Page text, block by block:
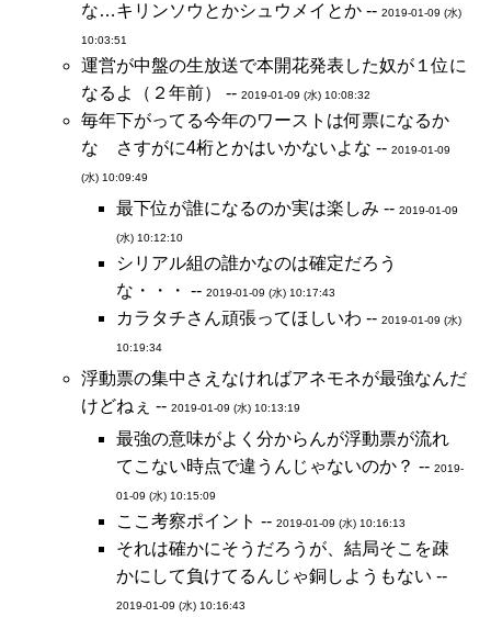
な…キリンソウとかシュウメイとか -- 2019-01-09 (水)
10:03:51
運営が中盤の生放送で本開花発表した奴が１位に
なるよ（２年前） -- 2019-01-09 (水) 10:08:32
毎年下がってる今年のワーストは何票になるか
な さすがに4桁とかはいかないよな -- 2019-01-09
(水) 10:09:49
最下位が誰になるのか実は楽しみ -- 2019-01-09
(水) 10:12:10
シリアル組の誰かなのは確定だろう
な・・・ -- 2019-01-09 (水) 10:17:43
カラタチさん頑張ってほしいわ -- 2019-01-09 (水)
10:19:34
浮動票の集中さえなければアネモネが最強なんだ
けどねぇ -- 2019-01-09 (水) 10:13:19
最強の意味がよく分からんが浮動票が流れ
てこない時点で違うんじゃないのか？ -- 2019-
01-09 (水) 10:15:09
ここ考察ポイント -- 2019-01-09 (水) 10:16:13
それは確かにそうだろうが、結局そこを疎
かにして負けてるんじゃ銅しようもない --
2019-01-09 (水) 10:16:43